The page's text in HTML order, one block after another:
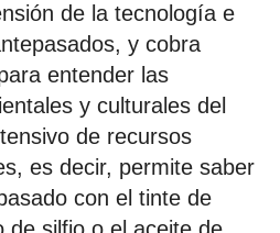
de la tecnología e
y cobra
entender las
y culturales del
de recursos
es decir, permite saber
con el tinte de